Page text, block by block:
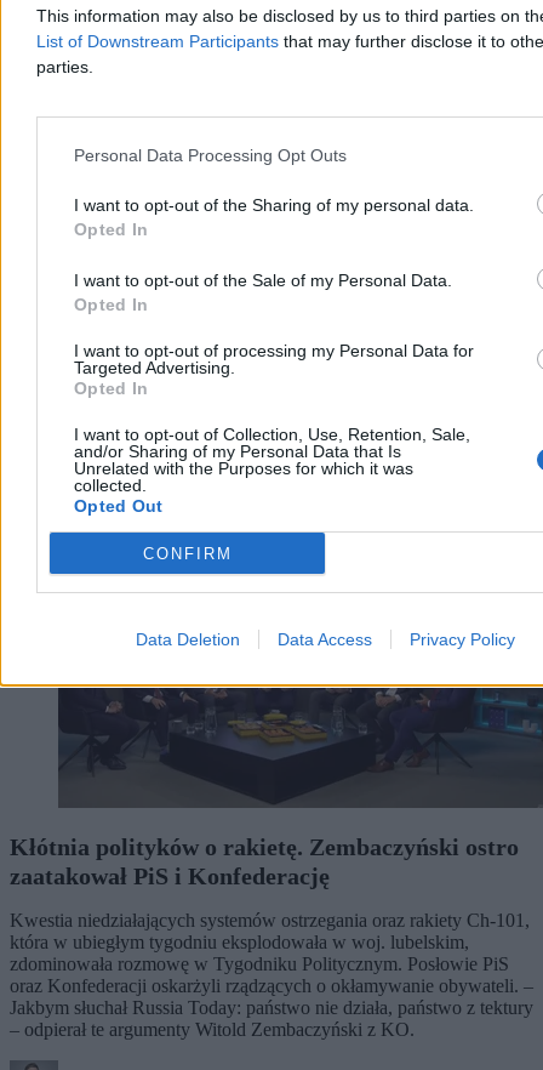
This information may also be disclosed by us to third parties on
List of Downstream Participants that may further disclose it to
parties.
Personal Data Processing Opt Outs
I want to opt-out of the Sharing of my personal data.
Opted In
I want to opt-out of the Sale of my Personal Data.
Opted In
I want to opt-out of processing my Personal Data for
Targeted Advertising.
Opted In
I want to opt-out of Collection, Use, Retention, Sale,
and/or Sharing of my Personal Data that Is
Unrelated with the Purposes for which it was
collected.
Opted Out
CONFIRM
Data Deletion Data Access Privacy Policy
Paweł Żurek
Dzisiaj 12:42
Reklama
Kraj
Kłótnia polityków o rakietę. Zembaczyński ostro
zaatakował PiS i Konfederację
Kwestia niedziałających systemów ostrzegania oraz rakiety Ch-101,
która w ubiegłym tygodniu eksplodowała w woj. lubelskim,
zdominowała rozmowę w Tygodniku Politycznym. Posłowie PiS
oraz Konfederacji oskarżyli rządzących o okłamywanie obywateli. –
Jakbym słuchał Russia Today: państwo nie działa, państwo z tektury
– odpierał te argumenty Witold Zembaczyński z KO.